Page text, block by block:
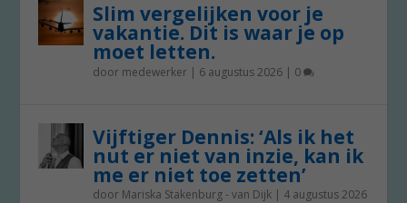
Slim vergelijken voor je
vakantie. Dit is waar je op
moet letten.
door medewerker | 6 augustus 2026 | 0
Vijftiger Dennis: ‘Als ik het
nut er niet van inzie, kan ik
me er niet toe zetten’
door Mariska Stakenburg - van Dijk | 4 augustus 2026